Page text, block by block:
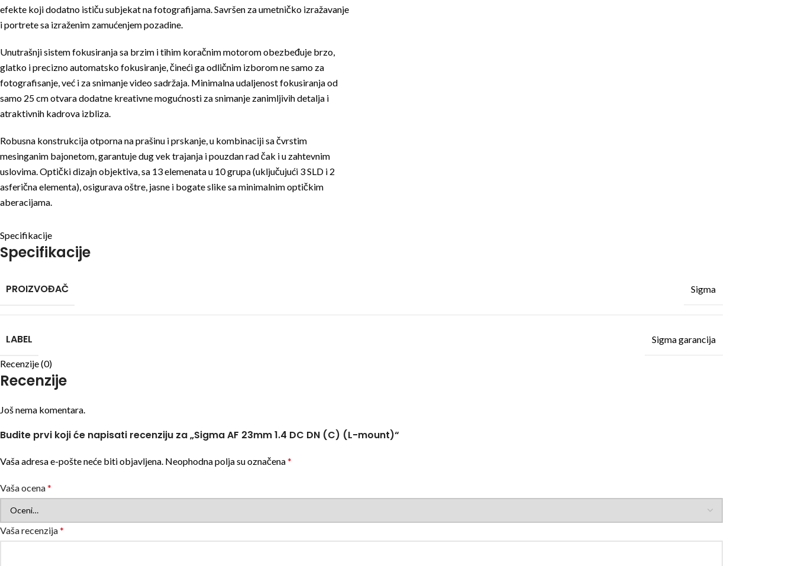
efekte koji dodatno ističu subjekat na fotografijama. Savršen za umetničko izražavanje
i portrete sa izraženim zamućenjem pozadine.
Unutrašnji sistem fokusiranja sa brzim i tihim koračnim motorom obezbeđuje brzo,
glatko i precizno automatsko fokusiranje, čineći ga odličnim izborom ne samo za
fotografisanje, već i za snimanje video sadržaja. Minimalna udaljenost fokusiranja od
samo 25 cm otvara dodatne kreativne mogućnosti za snimanje zanimljivih detalja i
atraktivnih kadrova izbliza.
Robusna konstrukcija otporna na prašinu i prskanje, u kombinaciji sa čvrstim
mesinganim bajonetom, garantuje dug vek trajanja i pouzdan rad čak i u zahtevnim
uslovima. Optički dizajn objektiva, sa 13 elemenata u 10 grupa (uključujući 3 SLD i 2
asferična elementa), osigurava oštre, jasne i bogate slike sa minimalnim optičkim
aberacijama.
Specifikacije
Specifikacije
PROIZVOĐAČ Sigma
LABEL Sigma garancija
Recenzije (0)
Recenzije
Još nema komentara.
Budite prvi koji će napisati recenziju za „Sigma AF 23mm 1.4 DC DN (C) (L-mount)“
Vaša adresa e-pošte neće biti objavljena. Neophodna polja su označena*
Vaša ocena*
Vaša recenzija*